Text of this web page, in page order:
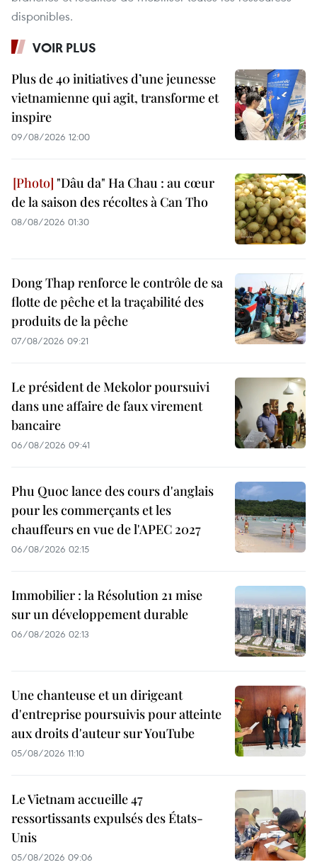
disponibles.
VOIR PLUS
Plus de 40 initiatives d’une jeunesse
vietnamienne qui agit, transforme et
inspire
09/08/2026 12:00
"Dâu da" Ha Chau : au cœur
de la saison des récoltes à Can Tho
08/08/2026 01:30
Dong Thap renforce le contrôle de sa
flotte de pêche et la traçabilité des
produits de la pêche
07/08/2026 09:21
Le président de Mekolor poursuivi
dans une affaire de faux virement
bancaire
06/08/2026 09:41
Phu Quoc lance des cours d'anglais
pour les commerçants et les
chauffeurs en vue de l'APEC 2027
06/08/2026 02:15
Immobilier : la Résolution 21 mise
sur un développement durable
06/08/2026 02:13
Une chanteuse et un dirigeant
d'entreprise poursuivis pour atteinte
aux droits d'auteur sur YouTube
05/08/2026 11:10
Le Vietnam accueille 47
ressortissants expulsés des États-
Unis
05/08/2026 09:06